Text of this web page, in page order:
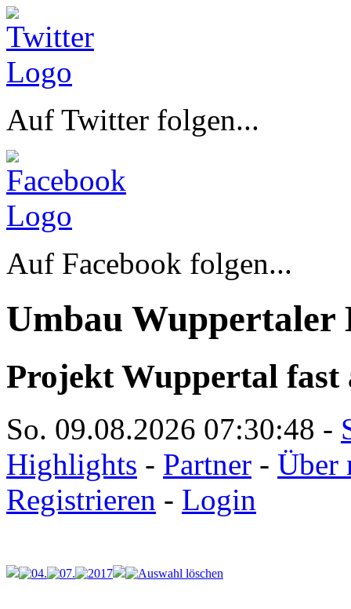
Auf Twitter folgen...
Auf Facebook folgen...
Umbau Wuppertaler
Projekt Wuppertal fast
So. 09.08.2026 07:30:48 -
Highlights - Partner - Über
Registrieren - Login